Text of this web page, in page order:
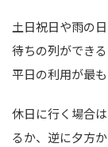
土日祝日や雨の
待ちの列ができ
平日の利用が最も
休日に行く場合
るか、逆に夕方